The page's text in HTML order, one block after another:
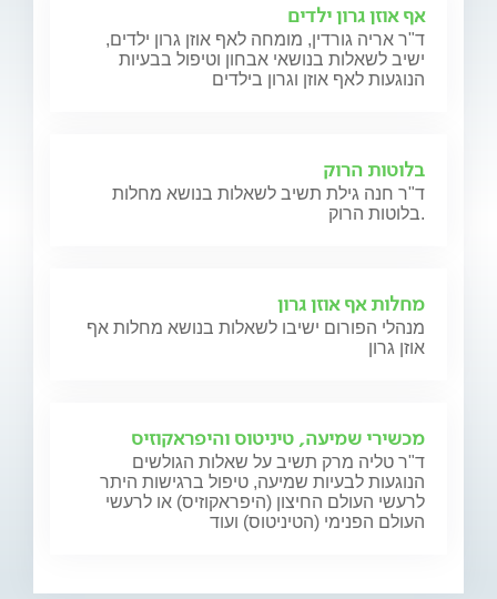
אף אוזן גרון ילדים
ד"ר אריה גורדין, מומחה לאף אוזן גרון ילדים,
ישיב לשאלות בנושאי אבחון וטיפול בבעיות
הנוגעות לאף אוזן וגרון בילדים
בלוטות הרוק
ד"ר חנה גילת תשיב לשאלות בנושא מחלות
בלוטות הרוק.
מחלות אף אוזן גרון
מנהלי הפורום ישיבו לשאלות בנושא מחלות אף
אוזן גרון
מכשירי שמיעה, טיניטוס והיפראקוזיס
ד"ר טליה מרק תשיב על שאלות הגולשים
הנוגעות לבעיות שמיעה, טיפול ברגישות היתר
לרעשי העולם החיצון (היפראקוזיס) או לרעשי
העולם הפנימי (הטיניטוס) ועוד